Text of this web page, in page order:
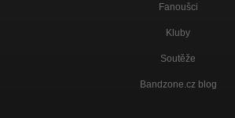
Fanoušci
Kluby
Soutěže
Bandzone.cz blog